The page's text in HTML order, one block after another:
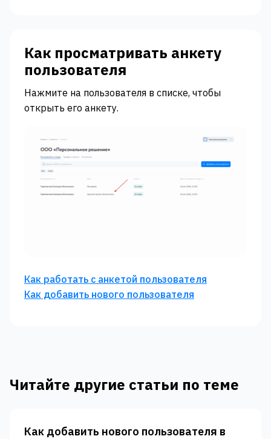
Как просматривать анкету
пользователя
Нажмите на пользователя в списке, чтобы
открыть его анкету.
Как работать с анкетой пользователя
Как добавить нового пользователя
Читайте другие статьи по теме
Как добавить нового пользователя в